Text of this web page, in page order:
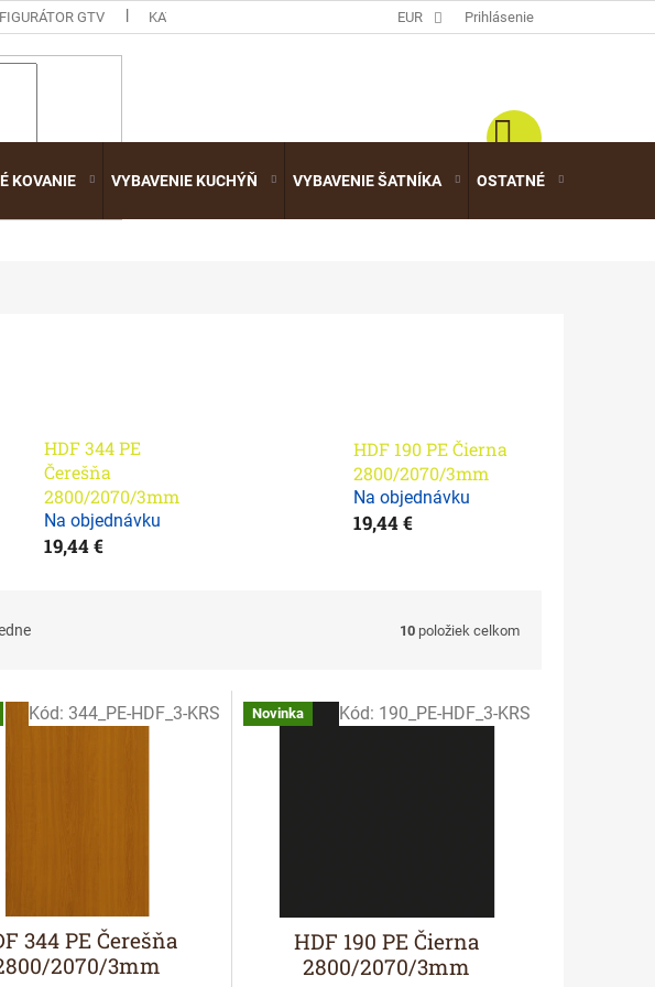
GTV KATALÓGY EUR Prihlásenie
KOVANIE VYBAVENIE KUCHÝŇ VYBAVENIE ŠATNÍKA OSTATNÉ
HDF 344 PE
Čerešňa
2800/2070/3mm
Na objednávku
19,44 €
HDF 190 PE Čierna
2800/2070/3mm
Na objednávku
19,44 €
10 položiek celkom
344 PE Čerešňa
2070/3mm
Kód: 344_PE-HDF_3-KRS Novinka
HDF 190 PE Čierna
2800/2070/3mm
Kód: 190_PE-HDF_3-KRS